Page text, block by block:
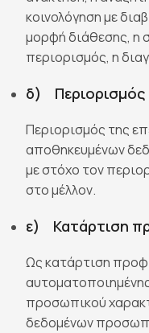
κοινολόγηση με
μορφή διάθεσης, η
περιορισμός, η
δ) Περιορισμός
Περιορισμός της
αποθηκευμένων
με στόχο τον
στο μέλλον.
ε) Κατάρτιση
Ως κατάρτιση
προσωπικού
δεδομένων